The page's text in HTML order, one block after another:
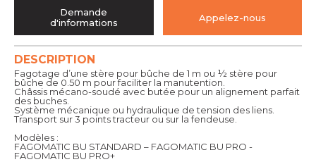
DESCRIPTION
Fagotage d’une stère pour bûche de 1 m ou ½ stère pour
bûche de 0.50 m pour faciliter la manutention.
Châssis mécano-soudé avec butée pour un alignement parfait
des buches.
Système mécanique ou hydraulique de tension des liens.
Transport sur 3 points tracteur ou sur la fendeuse.
Modèles :
FAGOMATIC BU STANDARD – FAGOMATIC BU PRO -
FAGOMATIC BU PRO+
Demande
d'informations
Appelez-nous